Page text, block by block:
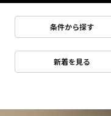
条件から探す
新着を見る